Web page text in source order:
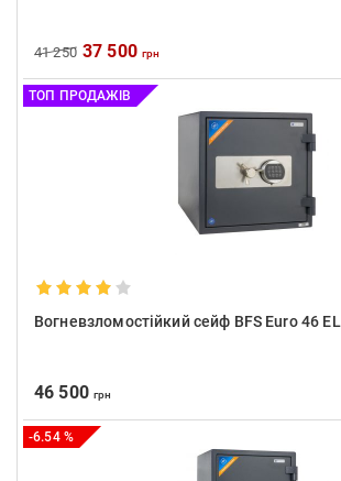
41 250 37 500 грн
ТОП ПРОДАЖІВ
Вогневзломостійкий сейф BFS Euro 46 EL
46 500грн
-6.54 %